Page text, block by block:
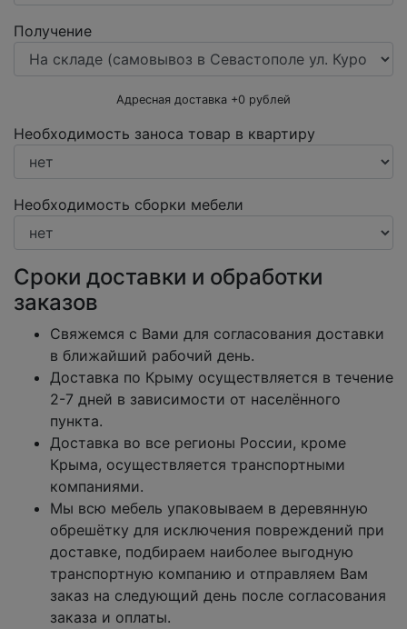
Получение
Адресная доставка +0 рублей
Необходимость заноса товар в квартиру
Необходимость сборки мебели
Сроки доставки и обработки
заказов
Свяжемся с Вами для согласования доставки
в ближайший рабочий день.
Доставка по Крыму осуществляется в течение
2-7 дней в зависимости от населённого
пункта.
Доставка во все регионы России, кроме
Крыма, осуществляется транспортными
компаниями.
Мы всю мебель упаковываем в деревянную
обрешётку для исключения повреждений при
доставке, подбираем наиболее выгодную
транспортную компанию и отправляем Вам
заказ на следующий день после согласования
заказа и оплаты.